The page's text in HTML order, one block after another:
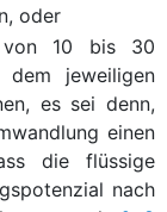
oder
von 10 bis 30
jeweiligen
es sei denn,
einen
die flüssige
nach